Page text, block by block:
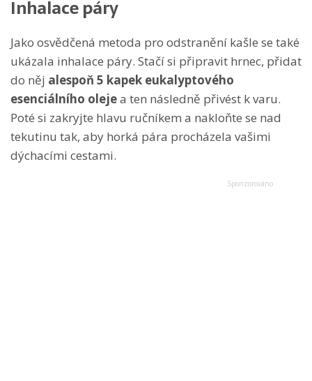
Inhalace páry
Jako osvědčená metoda pro odstranění kašle se také
ukázala inhalace páry. Stačí si připravit hrnec, přidat
do něj alespoň 5 kapek eukalyptového
esenciálního olejea ten následně přivést k varu.
Poté si zakryjte hlavu ručníkem a nakloňte se nad
tekutinu tak, aby horká pára procházela vašimi
dýchacími cestami.